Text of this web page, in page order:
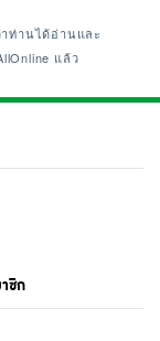
ท่านได้อ่านและ
แล้ว
ชิก